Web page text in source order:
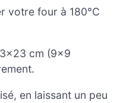
votre four à 180°C
cm (9×9
en laissant un peu